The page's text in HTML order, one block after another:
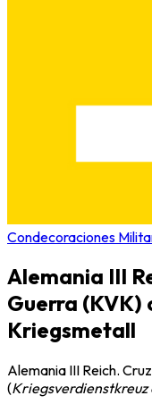
Condecoraciones
Alemania III
Guerra (KVK)
Kriegsmetall
Alemania III Reich.
(Kriegsverdienstkreuz